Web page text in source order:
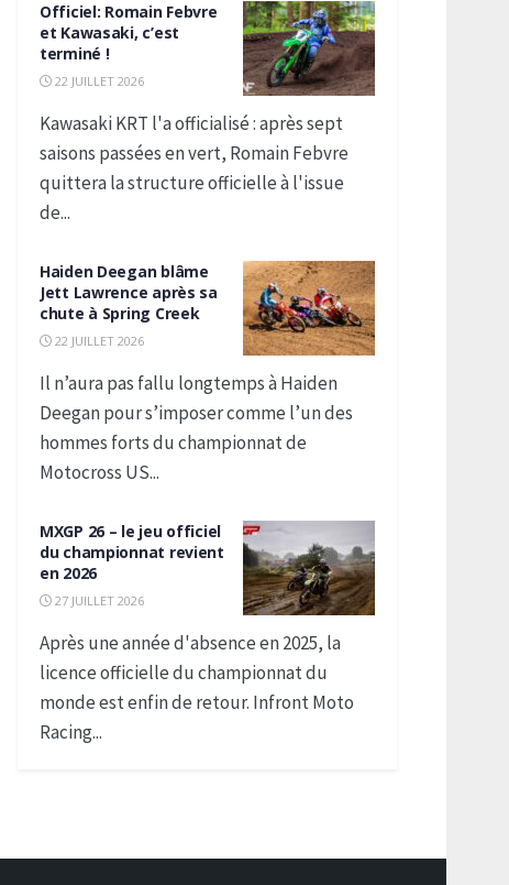
Officiel: Romain Febvre
et Kawasaki, c’est
terminé !
22 JUILLET 2026
Kawasaki KRT l'a officialisé : après sept
saisons passées en vert, Romain Febvre
quittera la structure officielle à l'issue
de...
Haiden Deegan blâme
Jett Lawrence après sa
chute à Spring Creek
22 JUILLET 2026
Il n’aura pas fallu longtemps à Haiden
Deegan pour s’imposer comme l’un des
hommes forts du championnat de
Motocross US...
MXGP 26 – le jeu officiel
du championnat revient
en 2026
27 JUILLET 2026
Après une année d'absence en 2025, la
licence officielle du championnat du
monde est enfin de retour. Infront Moto
Racing...